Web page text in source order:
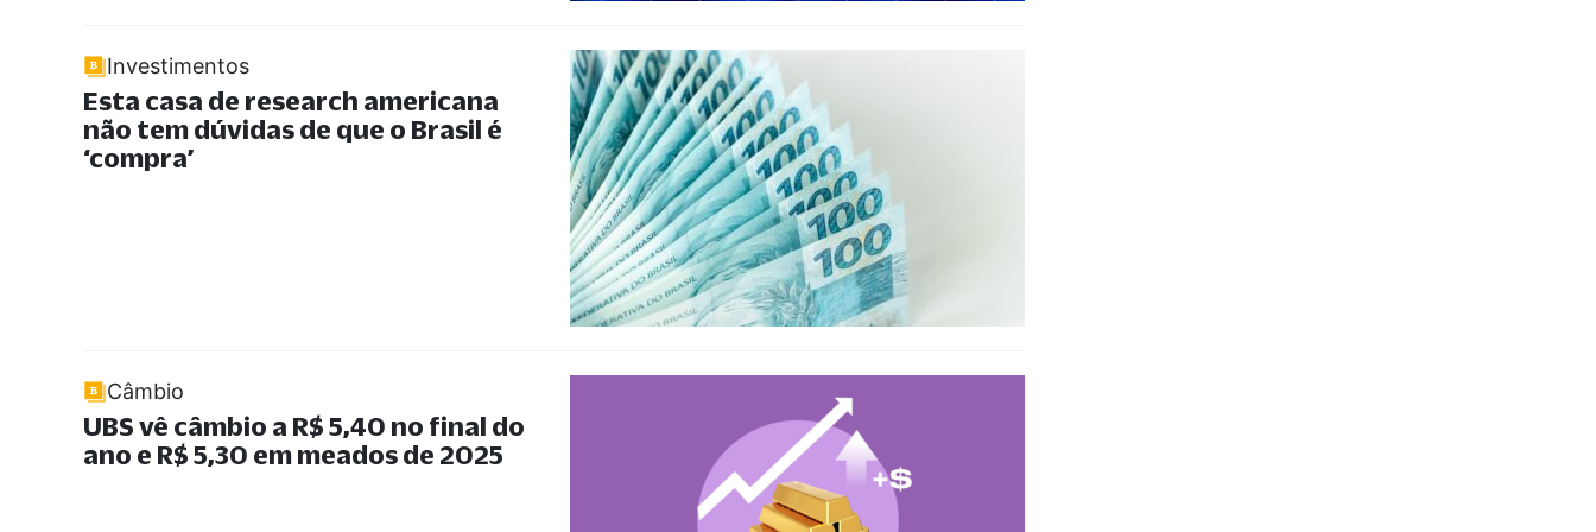
Investimentos
Esta casa de research americana
não tem dúvidas de que o Brasil é
‘compra’
Câmbio
UBS vê câmbio a R$ 5,40 no final do
ano e R$ 5,30 em meados de 2025